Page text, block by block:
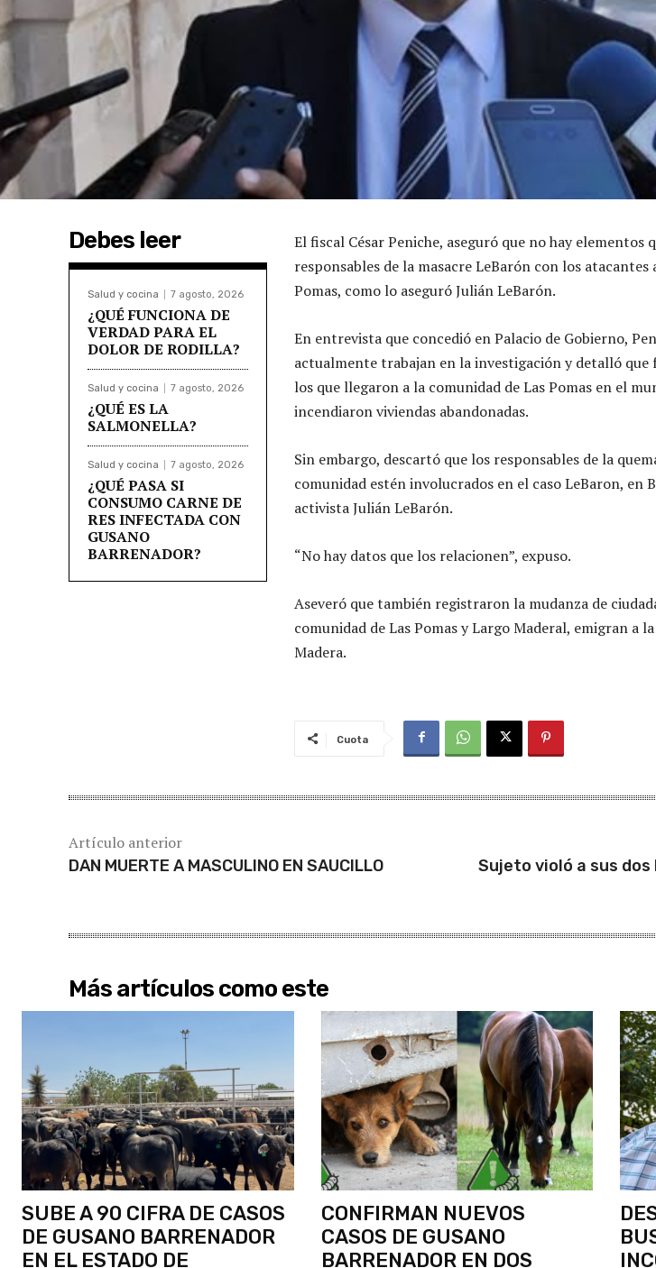
Debes leer
Salud y cocina 7 agosto, 2026
¿QUÉ FUNCIONA DE
VERDAD PARA EL
DOLOR DE RODILLA?
Salud y cocina 7 agosto, 2026
¿QUÉ ES LA
SALMONELLA?
Salud y cocina 7 agosto, 2026
¿QUÉ PASA SI
CONSUMO CARNE DE
RES INFECTADA CON
GUSANO
BARRENADOR?
El fiscal César Peniche, aseguró que no hay elementos
responsables de la masacre LeBarón con los atacantes
Pomas, como lo aseguró Julián LeBarón.
En entrevista que concedió en Palacio de Gobierno,
actualmente trabajan en la investigación y detalló que
los que llegaron a la comunidad de Las Pomas en el
incendiaron viviendas abandonadas.
Sin embargo, descartó que los responsables de la
comunidad estén involucrados en el caso LeBaron, en
activista Julián LeBarón.
“No hay datos que los relacionen”, expuso.
Aseveró que también registraron la mudanza de
comunidad de Las Pomas y Largo Maderal, emigran a
Madera.
Cuota
Artículo anterior
DAN MUERTE A MASCULINO EN SAUCILLO
Sujeto violó a sus
Más artículos como este
SUBE A 90 CIFRA DE CASOS
DE GUSANO BARRENADOR
EN EL ESTADO DE
CONFIRMAN NUEVOS
CASOS DE GUSANO
BARRENADOR EN DOS